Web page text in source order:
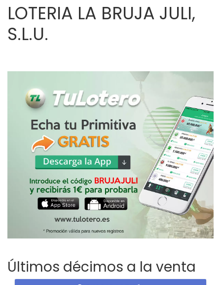
LOTERIA LA BRUJA JULI,
S.L.U.
Últimos décimos a la venta